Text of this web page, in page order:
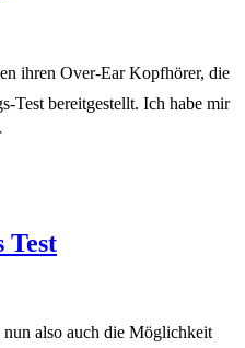
ihren Over-Ear Kopfhörer, die
bereitgestellt. Ich habe mir
Test
also auch die Möglichkeit